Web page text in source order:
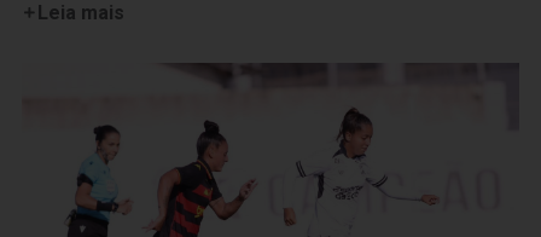
Leia mais